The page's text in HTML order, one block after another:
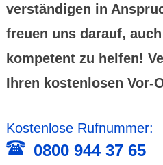
ver­stän­digen in
freuen uns darauf,
kompe­tent zu helfen!
Ihren kosten­losen Vor-
Kostenlose Rufnummer:
0800 944 37 65